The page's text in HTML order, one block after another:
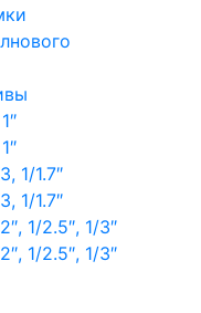
1/1.7″
1/1.7″
1/2.5″, 1/3″
1/2.5″, 1/3″